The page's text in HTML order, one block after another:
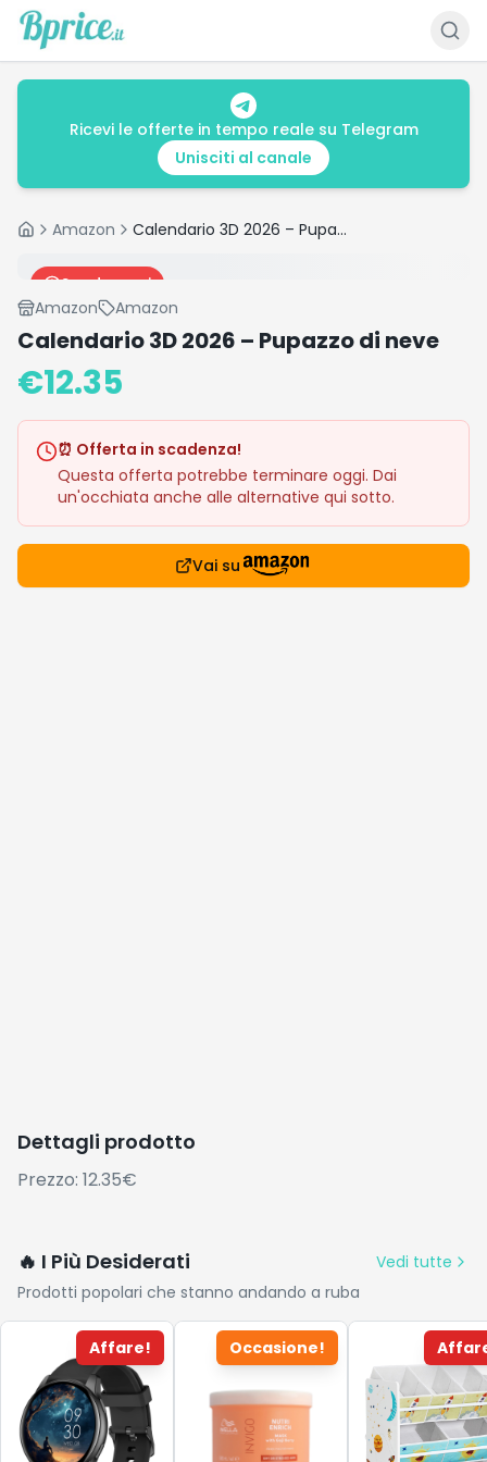
Ricevi le offerte in tempo reale su Telegram
Unisciti al canale
HomeAmazon Calendario 3D 2026 – Pupazzo di neve
Scade oggi
Amazon
Amazon
Calendario 3D 2026 – Pupazzo di neve
€12.35
⏰ Offerta in scadenza!
Questa offerta potrebbe terminare oggi. Dai
un'occhiata anche alle alternative qui sotto.
Vai su
Dettagli prodotto
Prezzo: 12.35€
🔥 I Più Desiderati
Vedi tutte
Prodotti popolari che stanno andando a ruba
Affare! Occasione!